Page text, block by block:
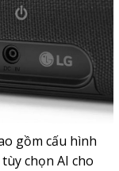
gồm cấu hình
chọn AI cho